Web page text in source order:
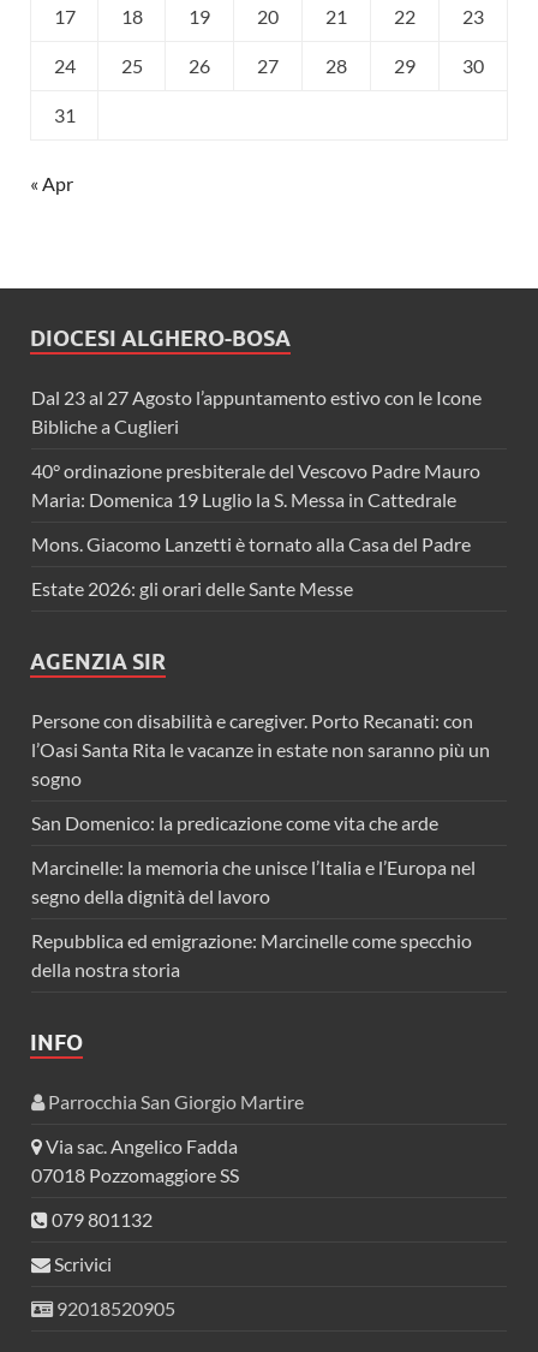
17 18 19 20 21 22 23
24 25 26 27 28 29 30
31
« Apr
DIOCESI ALGHERO-BOSA
Dal 23 al 27 Agosto l’appuntamento estivo con le Icone
Bibliche a Cuglieri
40° ordinazione presbiterale del Vescovo Padre Mauro
Maria: Domenica 19 Luglio la S. Messa in Cattedrale
Mons. Giacomo Lanzetti è tornato alla Casa del Padre
Estate 2026: gli orari delle Sante Messe
AGENZIA SIR
Persone con disabilità e caregiver. Porto Recanati: con
l’Oasi Santa Rita le vacanze in estate non saranno più un
sogno
San Domenico: la predicazione come vita che arde
Marcinelle: la memoria che unisce l’Italia e l’Europa nel
segno della dignità del lavoro
Repubblica ed emigrazione: Marcinelle come specchio
della nostra storia
INFO
Parrocchia San Giorgio Martire
Via sac. Angelico Fadda
07018 Pozzomaggiore SS
079 801132
Scrivici
92018520905